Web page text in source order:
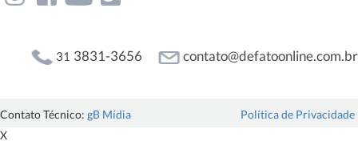
31 3831-3656 contato@defatoonline.com.br
Contato Técnico: gB Mídia
Política de Privacidade
X